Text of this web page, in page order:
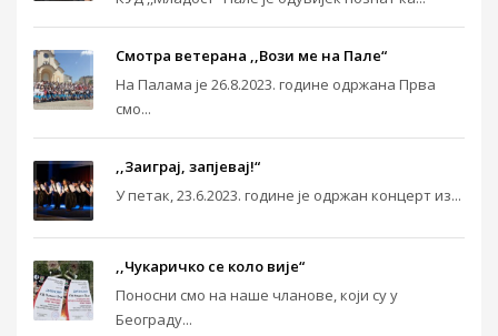
Смотра ветерана ,,Вози ме на Пале“
На Палама је 26.8.2023. године одржана Прва
смо...
,,Заиграј, запјевај!“
У петак, 23.6.2023. године је одржан концерт из...
,,Чукаричко се коло вије“
Поносни смо на наше чланове, који су у
Београду...